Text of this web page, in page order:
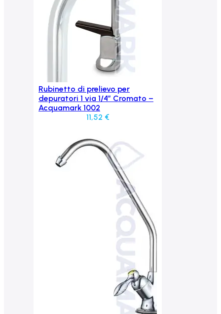
Aggiungi al carrello
Rubinetto di prelievo per
depuratori 1 via 1/4″ Cromato –
Acquamark 1002
11,52 €